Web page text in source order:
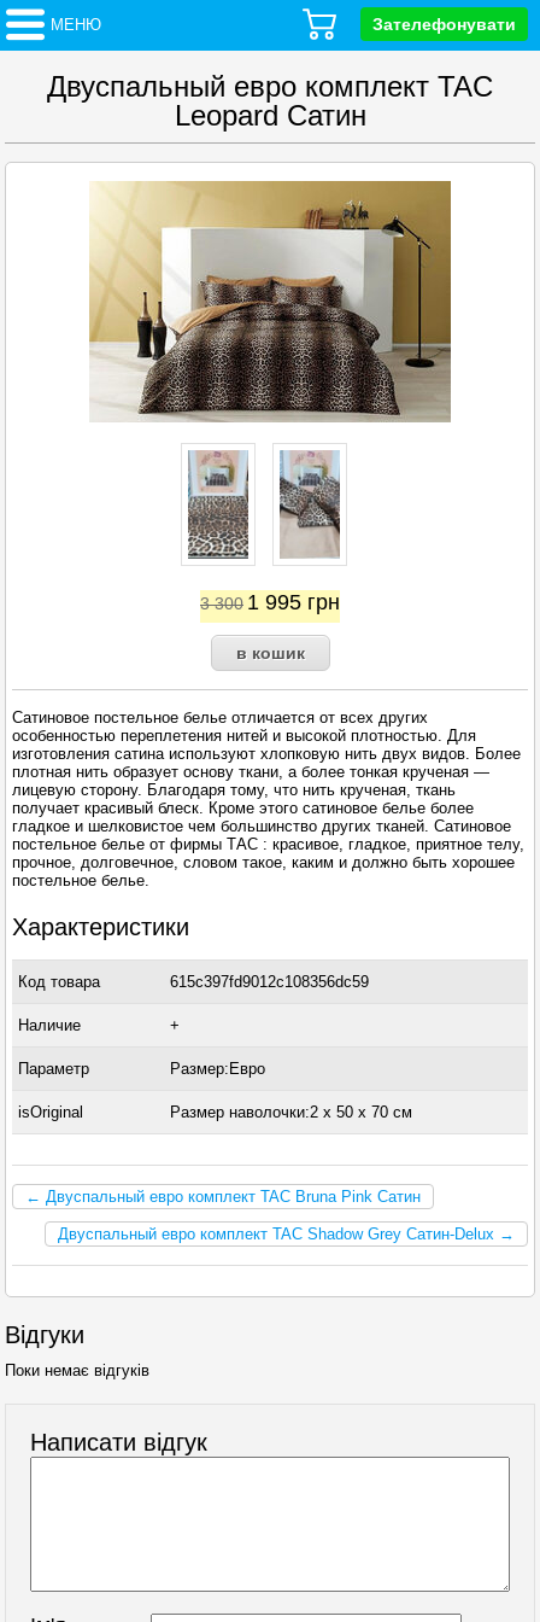
МЕНЮ Зателефонувати
Двуспальный евро комплект TAC
Leopard Сатин
3 300 1 995 грн
Сатиновое постельное белье отличается от всех других
особенностью переплетения нитей и высокой плотностью. Для
изготовления сатина используют хлопковую нить двух видов. Более
плотная нить образует основу ткани, а более тонкая крученая —
лицевую сторону. Благодаря тому, что нить крученая, ткань
получает красивый блеск. Кроме этого сатиновое белье более
гладкое и шелковистое чем большинство других тканей. Сатиновое
постельное белье от фирмы ТАС : красивое, гладкое, приятное телу,
прочное, долговечное, словом такое, каким и должно быть хорошее
постельное белье.
Характеристики
Код товара 615c397fd9012c108356dc59
Наличие +
Параметр Размер:Евро
isOriginal Размер наволочки:2 x 50 х 70 см
← Двуспальный евро комплект TAC Bruna Pink Сатин
Двуспальный евро комплект TAC Shadow Grey Сатин-Delux →
Відгуки
Поки немає відгуків
Написати відгук